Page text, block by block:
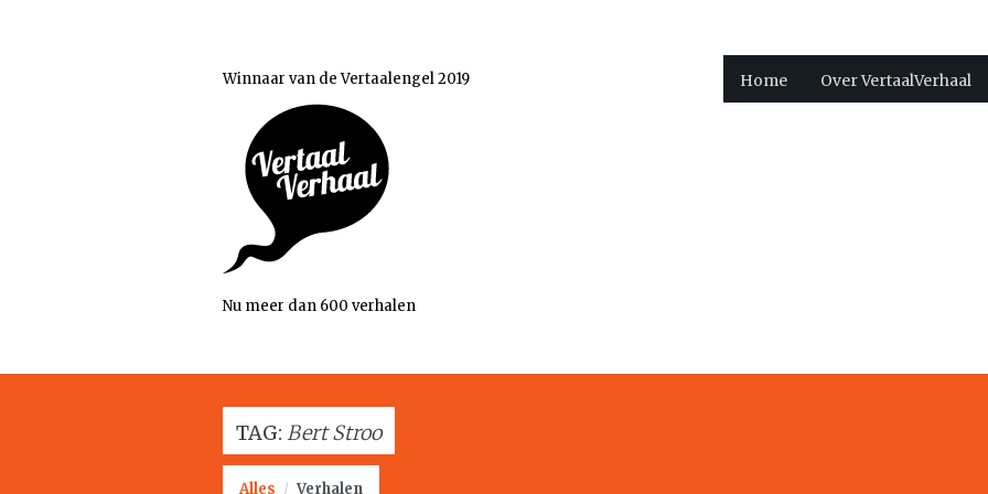
Winnaar van de Vertaalengel 2019
Nu meer dan 600 verhalen
Home Over VertaalVerhaal
TAG: Bert Stroo
Alles / Verhalen